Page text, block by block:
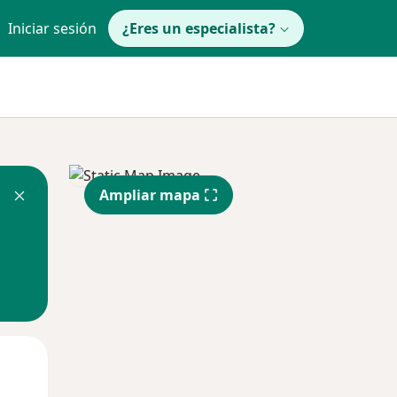
Iniciar sesión ¿Eres un especialista?
Ampliar mapa